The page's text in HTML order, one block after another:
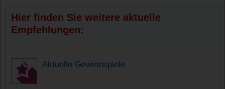
Hier finden Sie weitere aktuelle
Empfehlungen:
Aktuelle Gewinnspiele